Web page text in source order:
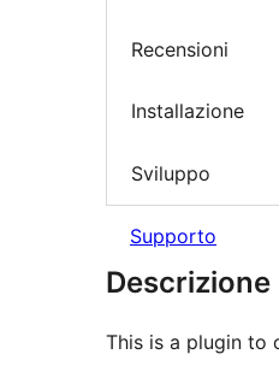
Recensioni
Installazione
Sviluppo
Supporto
Descrizione
This is a plugin to